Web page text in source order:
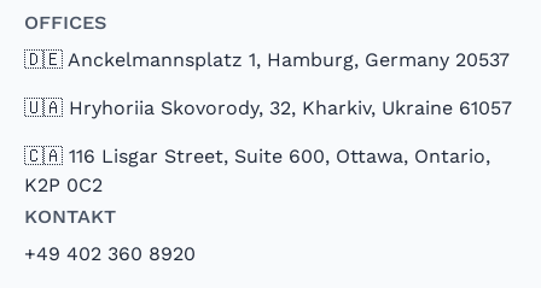
Offices
🇩🇪 Anckelmannsplatz 1, Hamburg, Germany 20537
🇺🇦 Hryhoriia Skovorody, 32, Kharkiv, Ukraine 61057
🇨🇦 116 Lisgar Street, Suite 600, Ottawa, Ontario,
K2P 0C2
Kontakt
+49 402 360 8920